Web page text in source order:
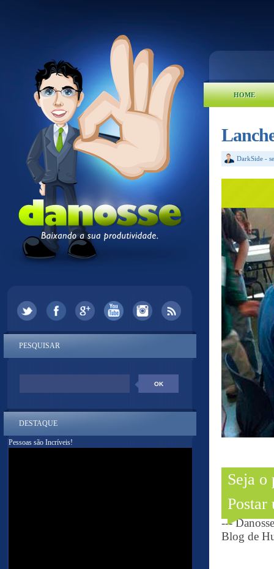
HOME
DarkSide -
Seja o
Postar
---
Blog de
PESQUISAR
DESTAQUE
Pessoas são Incríveis!